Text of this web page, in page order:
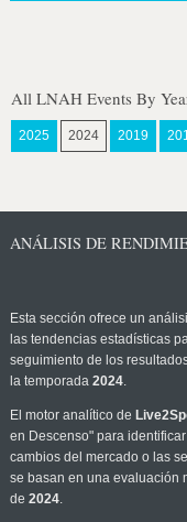
All LNAH Events By
2025 2024 2019
ANÁLISIS DE
Esta sección ofrece un
las tendencias estadísticas
seguimiento de los
la temporada 2024.
El motor analítico de
en Descenso" para
cambios del mercado o las
se basan en una evaluación
de 2024.